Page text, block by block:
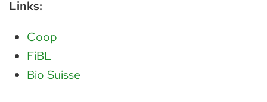
Links:
Coop
FiBL
Bio Suisse